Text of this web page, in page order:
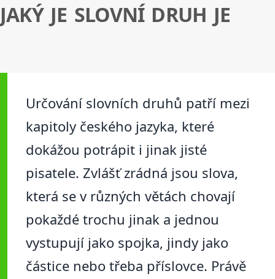
JAKÝ JE SLOVNÍ DRUH JE
Určování slovních druhů patří mezi
kapitoly českého jazyka, které
dokážou potrápit i jinak jisté
pisatele. Zvlášť zrádná jsou slova,
která se v různých větách chovají
pokaždé trochu jinak a jednou
vystupují jako spojka, jindy jako
částice nebo třeba příslovce. Právě